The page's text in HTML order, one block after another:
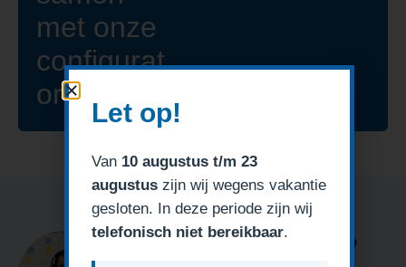
met onze
configurat
or!
Heeft u een vraag?
Let op!
Van 10 augustus t/m 23
augustus zijn wij wegens vakantie
gesloten. In deze periode zijn wij
telefonisch niet bereikbaar.